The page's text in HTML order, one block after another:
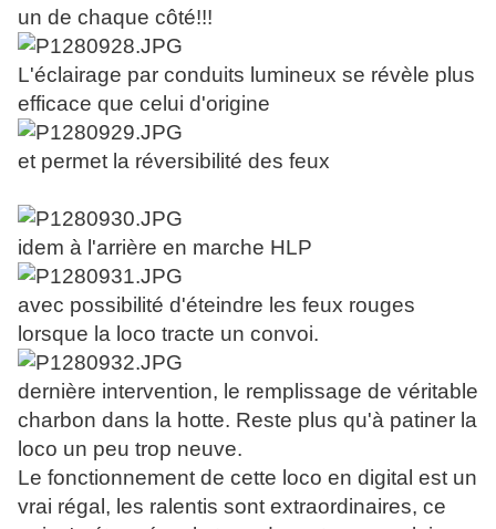
un de chaque côté!!!
L'éclairage par conduits lumineux se révèle plus
efficace que celui d'origine
et permet la réversibilité des feux
idem à l'arrière en marche HLP
avec possibilité d'éteindre les feux rouges
lorsque la loco tracte un convoi.
dernière intervention, le remplissage de véritable
charbon dans la hotte. Reste plus qu'à patiner la
loco un peu trop neuve.
Le fonctionnement de cette loco en digital est un
vrai régal, les ralentis sont extraordinaires, ce